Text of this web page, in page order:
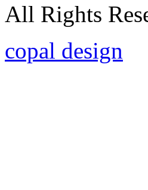
All Rights
copal design